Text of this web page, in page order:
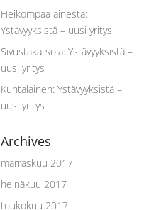
Heikompaa ainesta:
Ystävyyksistä – uusi yritys
Sivustakatsoja:Ystävyyksistä –
uusi yritys
Kuntalainen:Ystävyyksistä –
uusi yritys
Archives
marraskuu 2017
heinäkuu 2017
toukokuu 2017